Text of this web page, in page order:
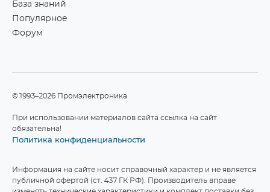
База знаний
Популярное
Форум
©1993–2026 Промэлектроника
При использовании материалов сайта ссылка на сайт
обязательна!
Политика конфиденциальности
Информация на сайте носит справочный характер и не является
публичной офертой (ст. 437 ГК РФ). Производитель вправе